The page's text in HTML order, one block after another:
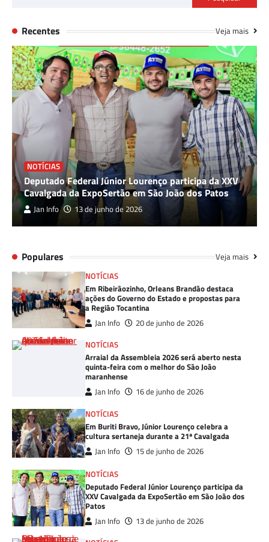
Recentes Veja mais
NOTÍCIAS
Deputado Federal Júnior Lourenço participa da XXV
Cavalgada da ExpoSertão em São João dos Patos
Jan Info 13 de junho de 2026
Populares Veja mais
NOTÍCIAS
Em Ribeirãozinho, Orleans Brandão destaca
ações do Governo do Estado e propostas para
a Região Tocantina
Jan Info
20 de junho de 2026
NOTÍCIAS
Arraial da Assembleia 2026 será aberto nesta
quinta-feira com o melhor do São João
maranhense
Jan Info
16 de junho de 2026
NOTÍCIAS
Em Buriti Bravo, Júnior Lourenço celebra a
cultura sertaneja durante a 21ª Cavalgada
Jan Info
15 de junho de 2026
NOTÍCIAS
Deputado Federal Júnior Lourenço participa da
XXV Cavalgada da ExpoSertão em São João dos
Patos
Jan Info
13 de junho de 2026